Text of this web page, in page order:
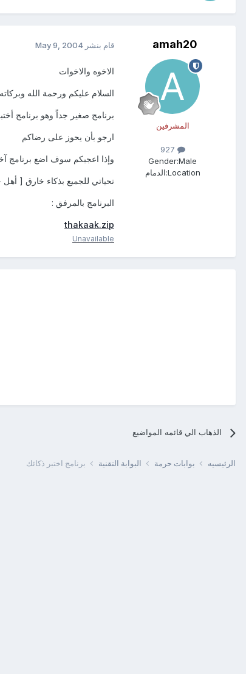
amah20
المشرفين
Gender:Male
Location: الدمام
قام بنشر May 9, 2004
الاخوه والاخوات
السلام عليكم ورحمة الله وبركاته
برنامج صغير جداً وهو برنامج
ارجو بأن يحوز على رضاكم
وإذا اعجبكم سوف اضع برنامج
تحياتي للجميع بذكاء خارق [ أهل
البرنامج بالمرفق :
thakaak.zip
Unavailable
الذهاب الي قائمه المواضيع
الرئيسيه بوابات حرمة البوابة التقنية برنامج اختبر ذكائك